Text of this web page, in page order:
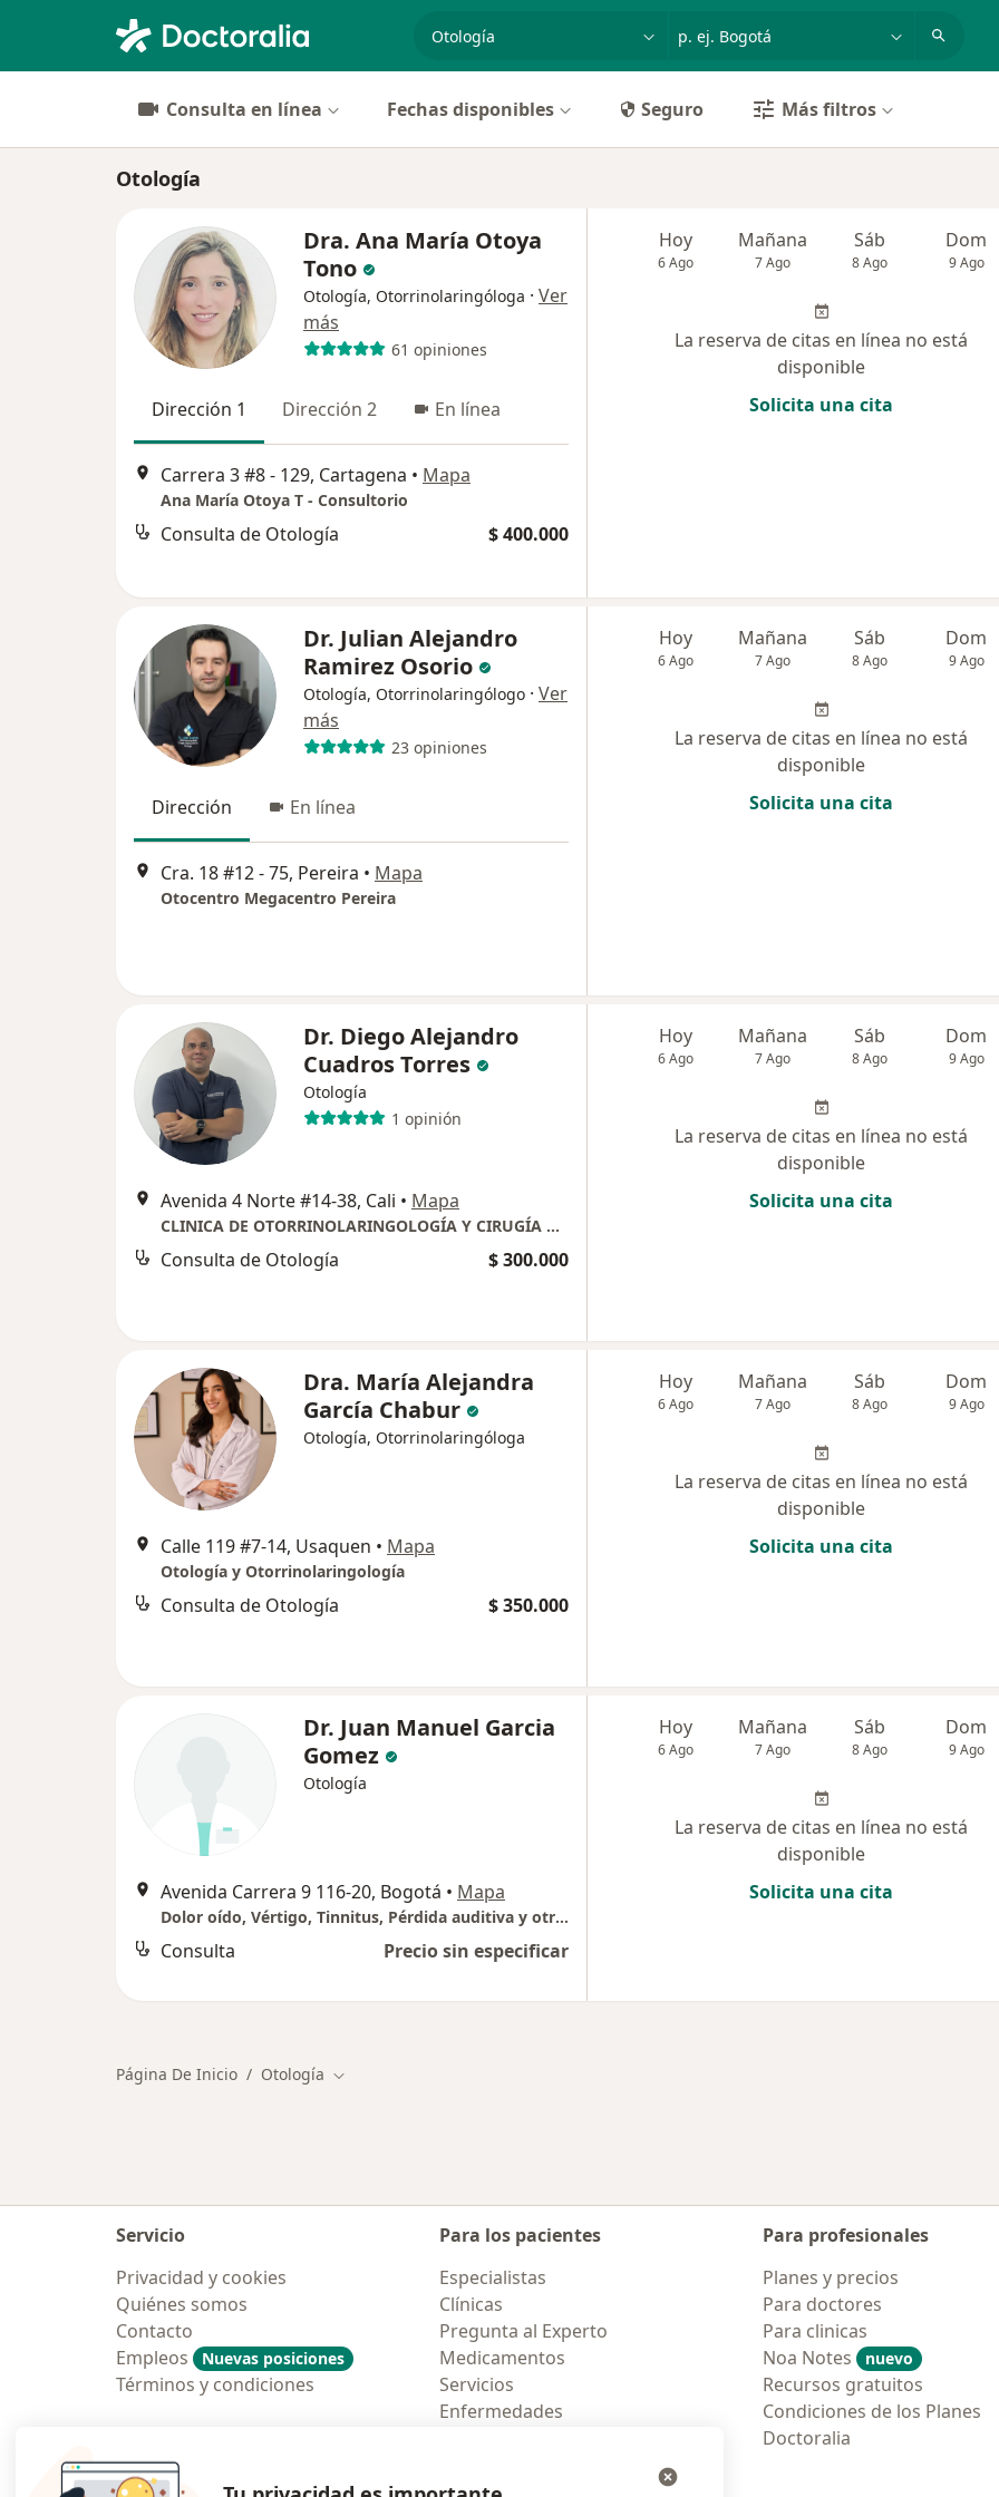
especialidad, enfermedad o nombrep. ej. Bogotá
Consulta en línea Fechas disponibles Seguro Más filtros
Otología
Dra. Ana María Otoya
Tono
Otología, Otorrinolaringóloga · Ver
más
61 opiniones
Dirección 1 Dirección 2 En línea
Carrera 3 #8 - 129, Cartagena • Mapa
Ana María Otoya T - Consultorio
Consulta de Otología $ 400.000
Hoy
6 Ago
Mañana
7 Ago
Sáb
8 Ago
Dom
9 Ago
La reserva de citas en línea no está
disponible
Solicita una cita
Dr. Julian Alejandro
Ramirez Osorio
Otología, Otorrinolaringólogo · Ver
más
23 opiniones
Dirección En línea
Cra. 18 #12 - 75, Pereira • Mapa
Otocentro Megacentro Pereira
Hoy
6 Ago
Mañana
7 Ago
Sáb
8 Ago
Dom
9 Ago
La reserva de citas en línea no está
disponible
Solicita una cita
Dr. Diego Alejandro
Cuadros Torres
Otología
1 opinión
Avenida 4 Norte #14-38, Cali • Mapa
CLINICA DE OTORRINOLARINGOLOGÍA Y CIRUGÍA PLÁSTICA
Consulta de Otología $ 300.000
Hoy
6 Ago
Mañana
7 Ago
Sáb
8 Ago
Dom
9 Ago
La reserva de citas en línea no está
disponible
Solicita una cita
Dra. María Alejandra
García Chabur
Otología, Otorrinolaringóloga
Calle 119 #7-14, Usaquen • Mapa
Otología y Otorrinolaringología
Consulta de Otología $ 350.000
Hoy
6 Ago
Mañana
7 Ago
Sáb
8 Ago
Dom
9 Ago
La reserva de citas en línea no está
disponible
Solicita una cita
Dr. Juan Manuel Garcia
Gomez
Otología
Avenida Carrera 9 116-20, Bogotá • Mapa
Dolor oído, Vértigo, Tinnitus, Pérdida auditiva y otros
Consulta Precio sin especificar
Hoy
6 Ago
Mañana
7 Ago
Sáb
8 Ago
Dom
9 Ago
La reserva de citas en línea no está
disponible
Solicita una cita
Página De Inicio Otología Cambiar de ciudad
Servicio
Privacidad y cookies
Quiénes somos
Contacto
Empleos
Nuevas posiciones
Términos y condiciones
Para los pacientes
Especialistas
Clínicas
Pregunta al Experto
Medicamentos
Servicios
Enfermedades
Para profesionales
Planes y precios
Para doctores
Para clinicas
Noa Notes
nuevo
Recursos gratuitos
Condiciones de los Planes
Doctoralia